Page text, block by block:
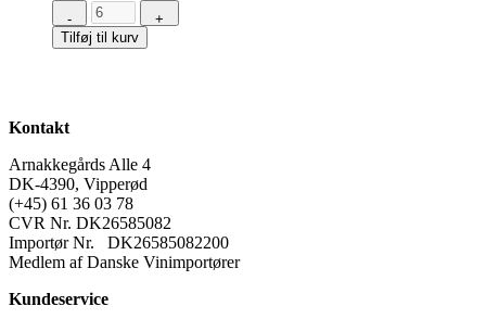
-
Riesling
Veldenzer
antal
+
Tilføj til kurv
Kontakt
Arnakkegårds Alle 4
DK-4390, Vipperød
(+45) 61 36 03 78
CVR Nr. DK26585082
Importør Nr. DK26585082200
Medlem af Danske Vinimportører
Kundeservice